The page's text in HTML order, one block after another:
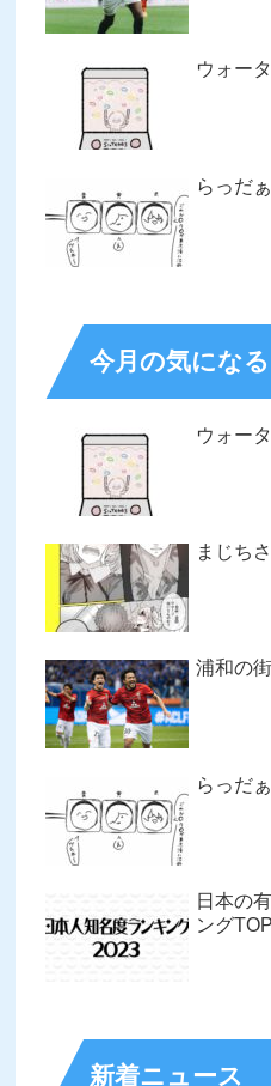
ウォー
らっだぁ
今月の気にな
ウォー
まじちさ
浦和の街
らっだぁ
日本の
ング
新着ニュース